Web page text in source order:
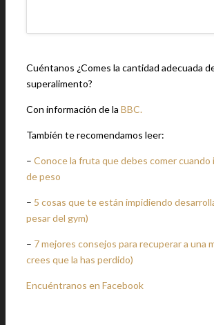
Cuéntanos ¿Comes la cantidad adecuada
superalimento?
Con información de la BBC.
También te recomendamos leer:
– Conoce la fruta que debes comer
de peso
– 5 cosas que te están impidiendo
pesar del gym)
– 7 mejores consejos para recuperar a una
crees que la has perdido)
Encuéntranos en Facebook